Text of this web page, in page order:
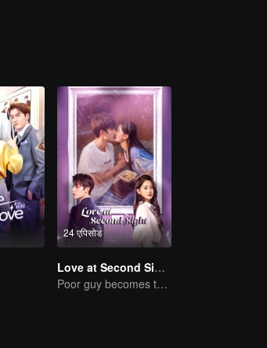
24 एपिसोड
Love at Second Sight
Poor guy becomes the domineering CEO and pursues his first love